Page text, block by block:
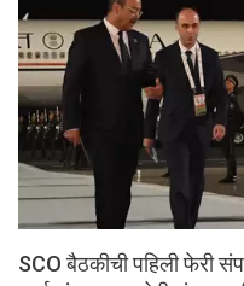
SCO बैठकीची पहिली फेरी